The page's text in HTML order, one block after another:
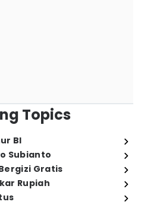
Topics
BI
Subianto
Gratis
Rupiah